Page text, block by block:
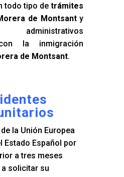
todo tipo detrámites
de Montsanty
administrativos
la inmigración
de Montsant.
la Unión Europea
Estado Español por
a tres meses
solicitar su